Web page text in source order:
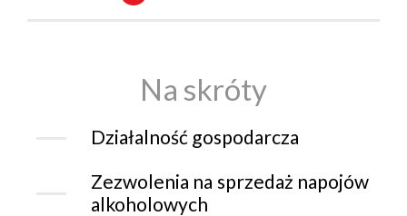
Na skróty
Działalność gospodarcza
Zezwolenia na sprzedaż napojów
alkoholowych